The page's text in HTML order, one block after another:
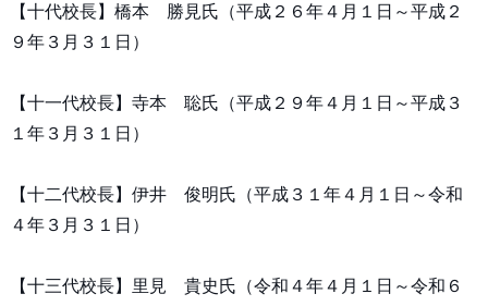
【十代校長】橋本 勝見氏（平成２６年４月１日～平成２
９年３月３１日）
【十一代校長】寺本 聡氏（平成２９年４月１日～平成３
１年３月３１日）
【十二代校長】伊井 俊明氏（平成３１年４月１日～令和
４年３月３１日）
【十三代校長】里見 貴史氏（令和４年４月１日～令和６